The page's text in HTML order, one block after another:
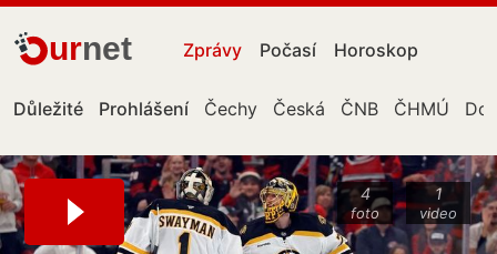
urnet Zprávy Počasí Horoskop
Důležité Prohlášení Čechy Česká ČNB ČHMÚ
4
foto
1
video